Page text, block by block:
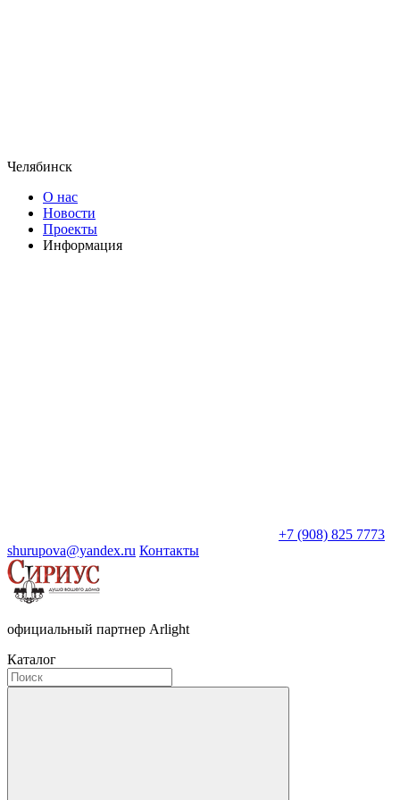
Челябинск
О нас
Новости
Проекты
Информация
+7 (908) 825 7773
shurupova@yandex.ru Контакты
официальный партнер Arlight
Каталог